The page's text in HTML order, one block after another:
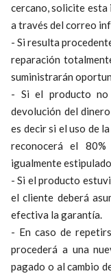
cercano, solicite esta
a través del correo
- Si resulta
reparación
suministrarán
- Si el producto no
devolución del
es decir si el uso de
reconocerá el
igualmente
- Si el producto
el cliente deberá
efectiva la garantía.
- En caso de
procederá a una
pagado o al cambio